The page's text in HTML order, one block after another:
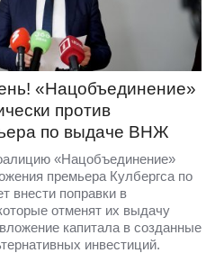
«Нацобъединение»
против
по выдаче ВНЖ
«Нацобъединение»
премьера Кулбергса по
внести поправки в
отменят их выдачу
капитала в созданные
инвестиций.